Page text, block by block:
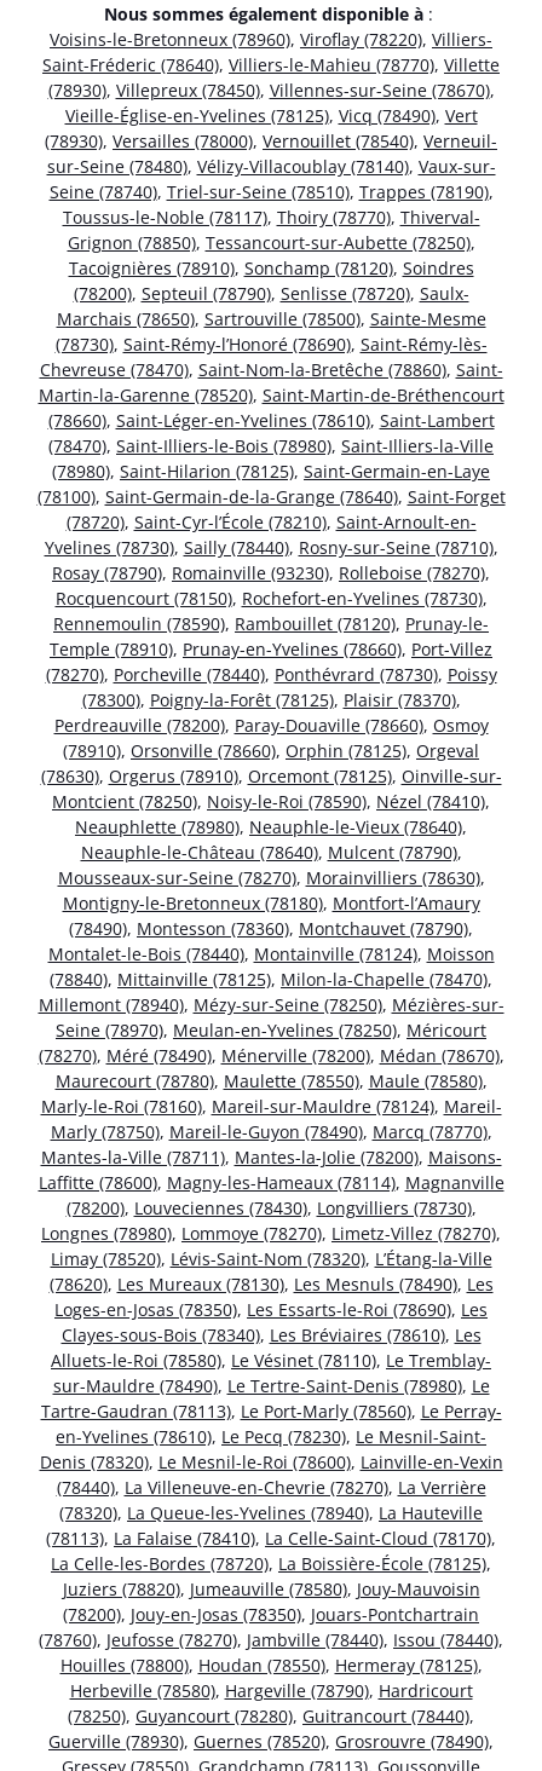
Nous sommes également disponible à :
Voisins-le-Bretonneux (78960), Viroflay (78220), Villiers-
Saint-Fréderic (78640), Villiers-le-Mahieu (78770), Villette
(78930), Villepreux (78450), Villennes-sur-Seine (78670),
Vieille-Église-en-Yvelines (78125), Vicq (78490), Vert
(78930), Versailles (78000), Vernouillet (78540), Verneuil-
sur-Seine (78480), Vélizy-Villacoublay (78140), Vaux-sur-
Seine (78740), Triel-sur-Seine (78510), Trappes (78190),
Toussus-le-Noble (78117), Thoiry (78770), Thiverval-
Grignon (78850), Tessancourt-sur-Aubette (78250),
Tacoignières (78910), Sonchamp (78120), Soindres
(78200), Septeuil (78790), Senlisse (78720), Saulx-
Marchais (78650), Sartrouville (78500), Sainte-Mesme
(78730), Saint-Rémy-l’Honoré (78690), Saint-Rémy-lès-
Chevreuse (78470), Saint-Nom-la-Bretêche (78860), Saint-
Martin-la-Garenne (78520), Saint-Martin-de-Bréthencourt
(78660), Saint-Léger-en-Yvelines (78610), Saint-Lambert
(78470), Saint-Illiers-le-Bois (78980), Saint-Illiers-la-Ville
(78980), Saint-Hilarion (78125), Saint-Germain-en-Laye
(78100), Saint-Germain-de-la-Grange (78640), Saint-Forget
(78720), Saint-Cyr-l’École (78210), Saint-Arnoult-en-
Yvelines (78730), Sailly (78440), Rosny-sur-Seine (78710),
Rosay (78790), Romainville (93230), Rolleboise (78270),
Rocquencourt (78150), Rochefort-en-Yvelines (78730),
Rennemoulin (78590), Rambouillet (78120), Prunay-le-
Temple (78910), Prunay-en-Yvelines (78660), Port-Villez
(78270), Porcheville (78440), Ponthévrard (78730), Poissy
(78300), Poigny-la-Forêt (78125), Plaisir (78370),
Perdreauville (78200), Paray-Douaville (78660), Osmoy
(78910), Orsonville (78660), Orphin (78125), Orgeval
(78630), Orgerus (78910), Orcemont (78125), Oinville-sur-
Montcient (78250), Noisy-le-Roi (78590), Nézel (78410),
Neauphlette (78980), Neauphle-le-Vieux (78640),
Neauphle-le-Château (78640), Mulcent (78790),
Mousseaux-sur-Seine (78270), Morainvilliers (78630),
Montigny-le-Bretonneux (78180), Montfort-l’Amaury
(78490), Montesson (78360), Montchauvet (78790),
Montalet-le-Bois (78440), Montainville (78124), Moisson
(78840), Mittainville (78125), Milon-la-Chapelle (78470),
Millemont (78940), Mézy-sur-Seine (78250), Mézières-sur-
Seine (78970), Meulan-en-Yvelines (78250), Méricourt
(78270), Méré (78490), Ménerville (78200), Médan (78670),
Maurecourt (78780), Maulette (78550), Maule (78580),
Marly-le-Roi (78160), Mareil-sur-Mauldre (78124), Mareil-
Marly (78750), Mareil-le-Guyon (78490), Marcq (78770),
Mantes-la-Ville (78711), Mantes-la-Jolie (78200), Maisons-
Laffitte (78600), Magny-les-Hameaux (78114), Magnanville
(78200), Louveciennes (78430), Longvilliers (78730),
Longnes (78980), Lommoye (78270), Limetz-Villez (78270),
Limay (78520), Lévis-Saint-Nom (78320), L’Étang-la-Ville
(78620), Les Mureaux (78130), Les Mesnuls (78490), Les
Loges-en-Josas (78350), Les Essarts-le-Roi (78690), Les
Clayes-sous-Bois (78340), Les Bréviaires (78610), Les
Alluets-le-Roi (78580), Le Vésinet (78110), Le Tremblay-
sur-Mauldre (78490), Le Tertre-Saint-Denis (78980), Le
Tartre-Gaudran (78113), Le Port-Marly (78560), Le Perray-
en-Yvelines (78610), Le Pecq (78230), Le Mesnil-Saint-
Denis (78320), Le Mesnil-le-Roi (78600), Lainville-en-Vexin
(78440), La Villeneuve-en-Chevrie (78270), La Verrière
(78320), La Queue-les-Yvelines (78940), La Hauteville
(78113), La Falaise (78410), La Celle-Saint-Cloud (78170),
La Celle-les-Bordes (78720), La Boissière-École (78125),
Juziers (78820), Jumeauville (78580), Jouy-Mauvoisin
(78200), Jouy-en-Josas (78350), Jouars-Pontchartrain
(78760), Jeufosse (78270), Jambville (78440), Issou (78440),
Houilles (78800), Houdan (78550), Hermeray (78125),
Herbeville (78580), Hargeville (78790), Hardricourt
(78250), Guyancourt (78280), Guitrancourt (78440),
Guerville (78930), Guernes (78520), Grosrouvre (78490),